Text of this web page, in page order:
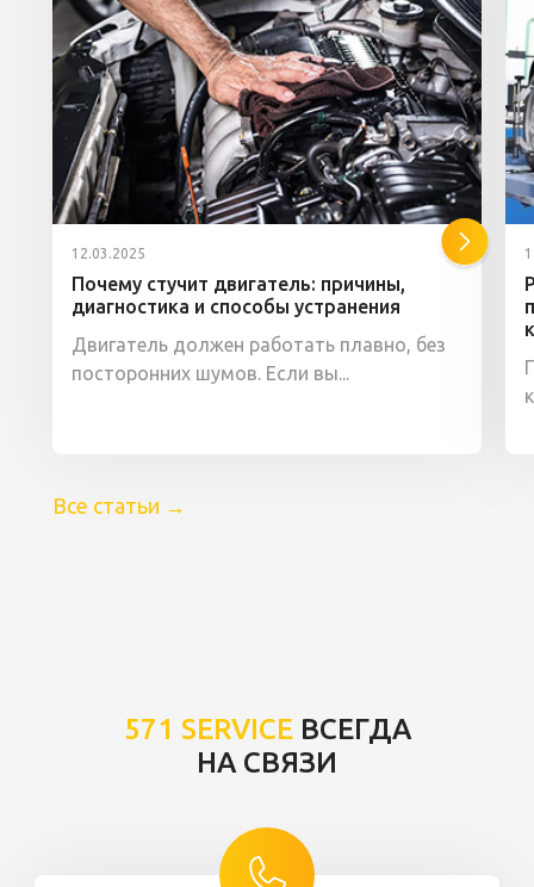
12.03.2025
Почему стучит двигатель: причины,
диагностика и способы устранения
Двигатель должен работать плавно, без
посторонних шумов. Если вы...
Все статьи →
571 SERVICEВСЕГДА
НА СВЯЗИ